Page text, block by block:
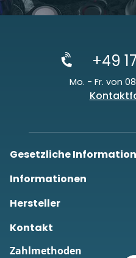
+49
Mo. - Fr. von
Gesetzliche
Informationen
Hersteller
Kontakt
Zahlmethoden